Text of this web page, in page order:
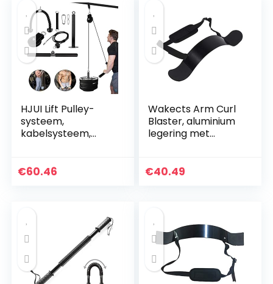
HJUI Lift Pulley-
systeem,
kabelsysteem,
fitnessapparaten,
€60.46
Wakects Arm Curl
Blaster, aluminium
legering met
Bicep Body Building
€40.49